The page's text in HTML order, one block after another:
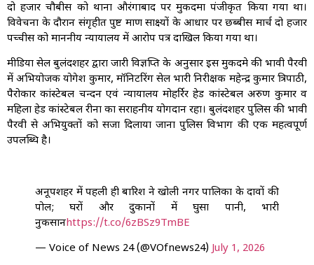
दो हजार चौबीस को थाना औरंगाबाद पर मुकदमा पंजीकृत किया गया था।
विवेचना के दौरान संगृहीत पुष्ट प्रमाण साक्ष्यों के आधार पर छब्बीस मार्च दो हजार
पच्चीस को माननीय न्यायालय में आरोप पत्र दाखिल किया गया था।
मीडिया सेल बुलंदशहर द्वारा जारी विज्ञप्ति के अनुसार इस मुकदमे की प्रभावी पैरवी
में अभियोजक योगेश कुमार, मॉनिटरिंग सेल प्रभारी निरीक्षक महेन्द्र कुमार त्रिपाठी,
पैरोकार कांस्टेबल चन्दन एवं न्यायालय मोहर्रिर हेड कांस्टेबल अरुण कुमार व
महिला हेड कांस्टेबल रीना का सराहनीय योगदान रहा। बुलंदशहर पुलिस की प्रभावी
पैरवी से अभियुक्तों को सजा दिलाया जाना पुलिस विभाग की एक महत्वपूर्ण
उपलब्धि है।
अनूपशहर में पहली ही बारिश ने खोली नगर पालिका के दावों की
पोल; घरों और दुकानों में घुसा पानी, भारी
नुकसानhttps://t.co/6zBSz9TmBE
— Voice of News 24 (@VOfnews24) July 1, 2026